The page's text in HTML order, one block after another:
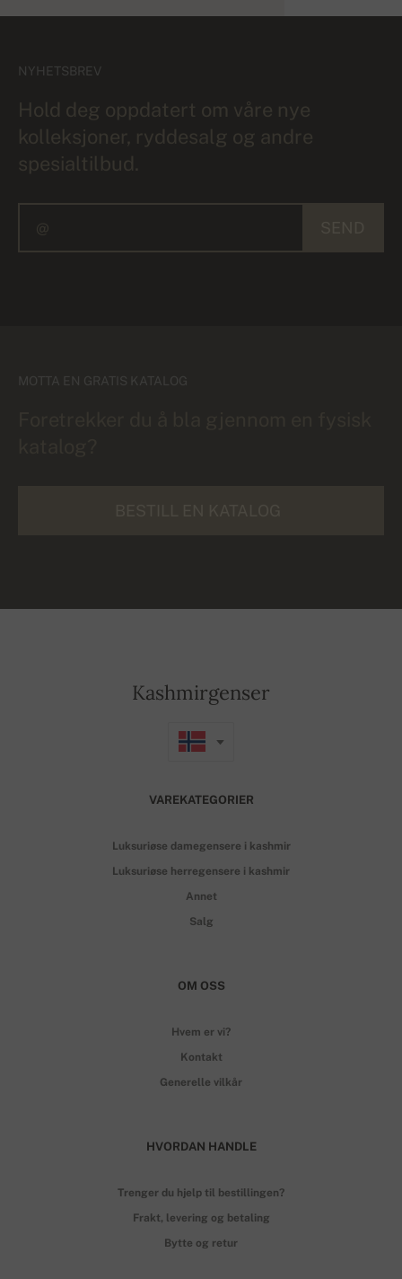
NYHETSBREV
Hold deg oppdatert om våre nye
kolleksjoner, ryddesalg og andre
spesialtilbud.
MOTTA EN GRATIS KATALOG
Kashmirgenser
VAREKATEGORIER
Luksuriøse damegensere i kashmir
Luksuriøse herregensere i kashmir
Annet
Salg
OM OSS
Hvem er vi?
Kontakt
Generelle vilkår
HVORDAN HANDLE
Trenger du hjelp til bestillingen?
Frakt, levering og betaling
Bytte og retur